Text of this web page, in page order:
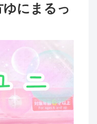
にまるっ